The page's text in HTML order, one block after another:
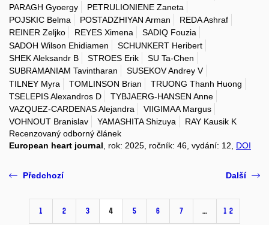
PARAGH Gyoergy
PETRULIONIENE Zaneta
POJSKIC Belma
POSTADZHIYAN Arman
REDA Ashraf
REINER Zeljko
REYES Ximena
SADIQ Fouzia
SADOH Wilson Ehidiamen
SCHUNKERT Heribert
SHEK Aleksandr B
STROES Erik
SU Ta-Chen
SUBRAMANIAM Tavintharan
SUSEKOV Andrey V
TILNEY Myra
TOMLINSON Brian
TRUONG Thanh Huong
TSELEPIS Alexandros D
TYBJAERG-HANSEN Anne
VAZQUEZ-CARDENAS Alejandra
VIIGIMAA Margus
VOHNOUT Branislav
YAMASHITA Shizuya
RAY Kausik K
Recenzovaný odborný článek
European heart journal, rok: 2025, ročník: 46, vydání: 12, DOI
Předchozí
1 2 3 4 5 6 7 … 12
Další